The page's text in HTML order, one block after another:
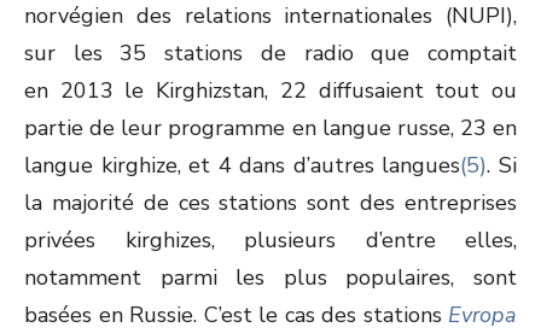
norvégien des relations internationales (NUPI),
sur les 35 stations de radio que comptait
en 2013 le Kirghizstan, 22 diffusaient tout ou
partie de leur programme en langue russe, 23 en
langue kirghize, et 4 dans d’autres langues(5). Si
la majorité de ces stations sont des entreprises
privées kirghizes, plusieurs d’entre elles,
notamment parmi les plus populaires, sont
basées en Russie. C’est le cas des stations Evropa